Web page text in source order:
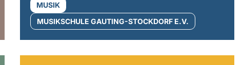
MUSIK
MUSIKSCHULE GAUTING-STOCKDORF E.V.